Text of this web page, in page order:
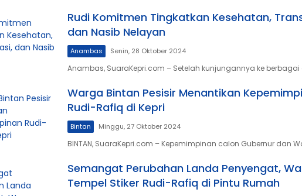
Rudi Komitmen Tingkatkan Kesehatan,
dan Nasib Nelayan
Anambas Senin, 28 Oktober 2024
Anambas, SuaraKepri.com – Setelah kunjungannya ke berbagai
Warga Bintan Pesisir Menantikan
Rudi-Rafiq di Kepri
Bintan Minggu, 27 Oktober 2024
BINTAN, SuaraKepri.com – Kepemimpinan calon Gubernur dan
Semangat Perubahan Landa Penyengat,
Tempel Stiker Rudi-Rafiq di Pintu Rumah